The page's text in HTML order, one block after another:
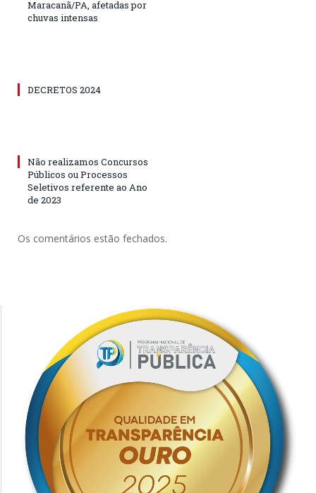
Maracanã/PA, afetadas por
chuvas intensas
DECRETOS 2024
Não realizamos Concursos
Públicos ou Processos
Seletivos referente ao Ano
de 2023
Os comentários estão fechados.